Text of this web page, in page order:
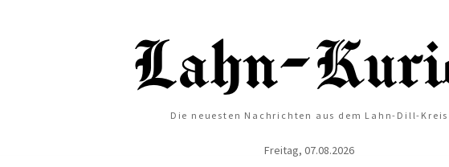
Die neuesten Nachrichten aus dem Lahn-Dill-Kreis
Freitag, 07.08.2026